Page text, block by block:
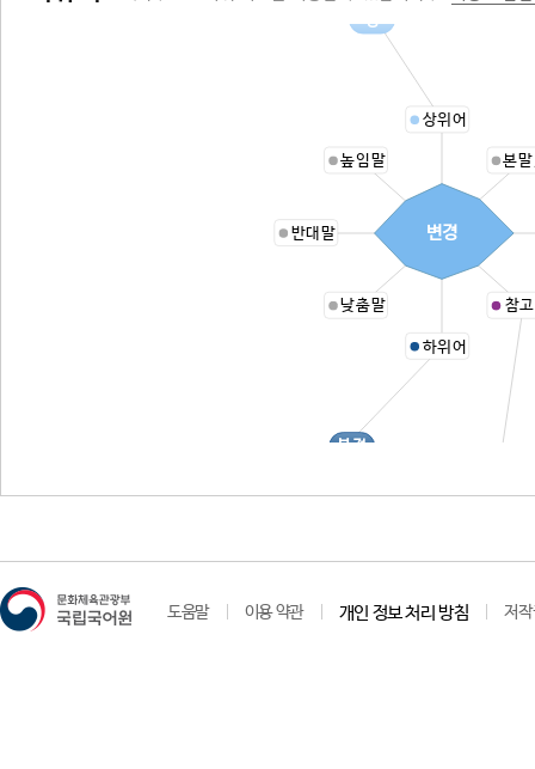
땅
상위어
본
참
북경
하위어
낮춤말
반대말
높임말
변경
도움말 이용 약관 개인 정보 처리 방침 저